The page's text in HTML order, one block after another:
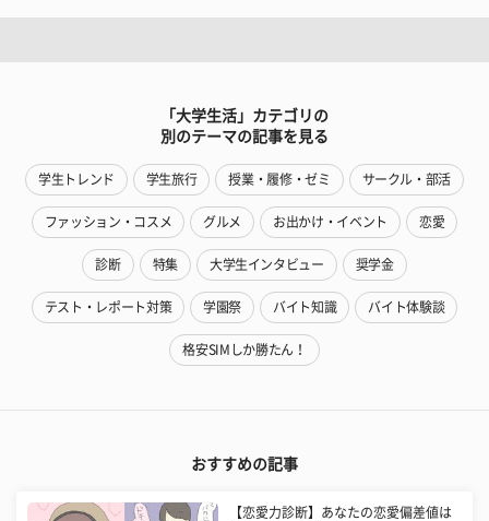
「大学生活」カテゴリの
別のテーマの記事を見る
学生トレンド 学生旅行 授業・履修・ゼミ サークル・部活
ファッション・コスメ グルメ お出かけ・イベント 恋愛
診断 特集 大学生インタビュー 奨学金
テスト・レポート対策 学園祭 バイト知識 バイト体験談
格安SIMしか勝たん！
おすすめの記事
【恋愛力診断】あなたの恋愛偏差値は